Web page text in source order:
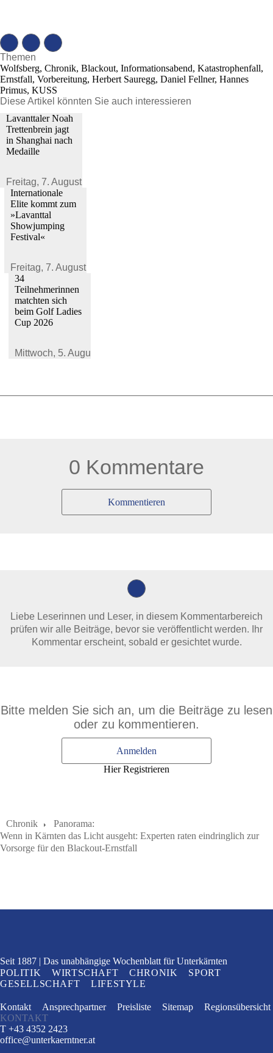
Themen
Wolfsberg, Chronik, Blackout, Informationsabend, Katastrophenfall,
Ernstfall, Vorbereitung, Herbert Sauregg, Daniel Fellner, Hannes
Primus, KUSS
Diese Artikel könnten Sie auch interessieren
Lavanttaler Noah
Trettenbrein jagt
in Shanghai nach
Medaille
Freitag, 7. August 2026
Internationale
Elite kommt zum
»Lavanttal
Showjumping
Festival«
Freitag, 7. August 2026
34
Teilnehmerinnen
matchten sich
beim Golf Ladies
Cup 2026
Mittwoch, 5. August 2026
0 Kommentare
Kommentieren
Liebe Leserinnen und Leser, in diesem Kommentarbereich
prüfen wir alle Beiträge, bevor sie veröffentlicht werden. Ihr
Kommentar erscheint, sobald er gesichtet wurde.
Bitte melden Sie sich an, um die Beiträge zu lesen
oder zu kommentieren.
Anmelden
Hier Registrieren
Chronik
Panorama:
Wenn in Kärnten das Licht ausgeht: Experten raten eindringlich zur
Vorsorge für den Blackout-Ernstfall
Seit 1887 Das unabhängige Wochenblatt für Unterkärnten
POLITIK
WIRTSCHAFT CHRONIK
SPORT
GESELLSCHAFT
LIFESTYLE
Kontakt Ansprechpartner Preisliste Sitemap
Regionsübersicht
KONTAKT
T +43 4352 2423
office@unterkaerntner.at